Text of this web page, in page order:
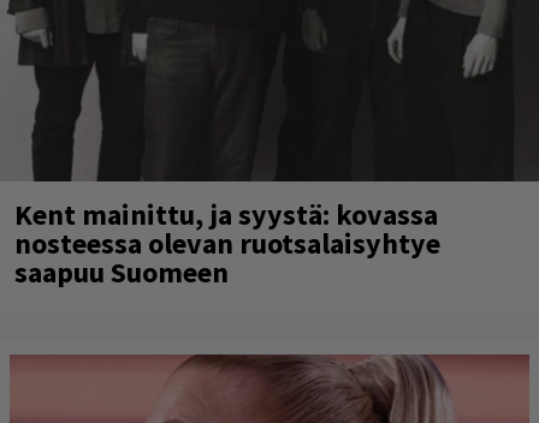
Kent mainittu, ja syystä: kovassa
nosteessa olevan ruotsalaisyhtye
saapuu Suomeen